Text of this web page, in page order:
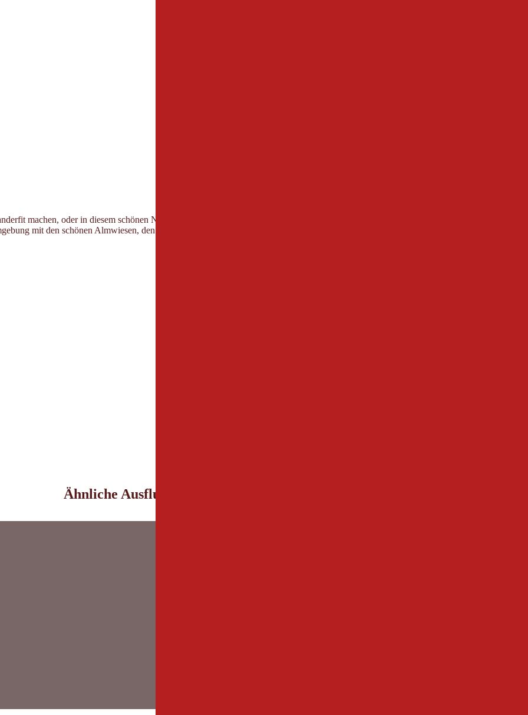
machen, oder in diesem schönen Naturweiher auch gleich eine Runde schwimmen. Ein Moorbad hilft bekanntlich bei vielen
mit den schönen Almwiesen, den weidenden Kühen und der herrlichen Aussicht wiederum ist wunderbar wohltuend für die Seele.
Ähnliche Ausflugsziele